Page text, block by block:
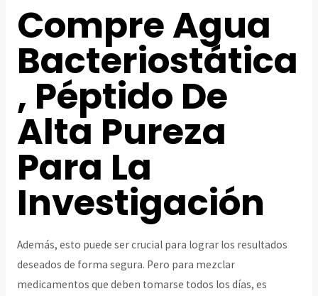
Compre Agua
Bacteriostática
, Péptido De
Alta Pureza
Para La
Investigación
Además, esto puede ser crucial para lograr los resultados
deseados de forma segura. Pero para mezclar
medicamentos que deben tomarse todos los días, es